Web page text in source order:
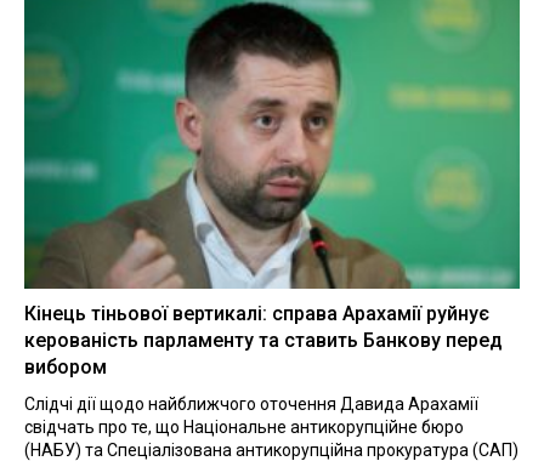
Кінець тіньової вертикалі: справа Арахамії руйнує
керованість парламенту та ставить Банкову перед
вибором
Слідчі дії щодо найближчого оточення Давида Арахамії
свідчать про те, що Національне антикорупційне бюро
(НАБУ) та Спеціалізована антикорупційна прокуратура (САП)